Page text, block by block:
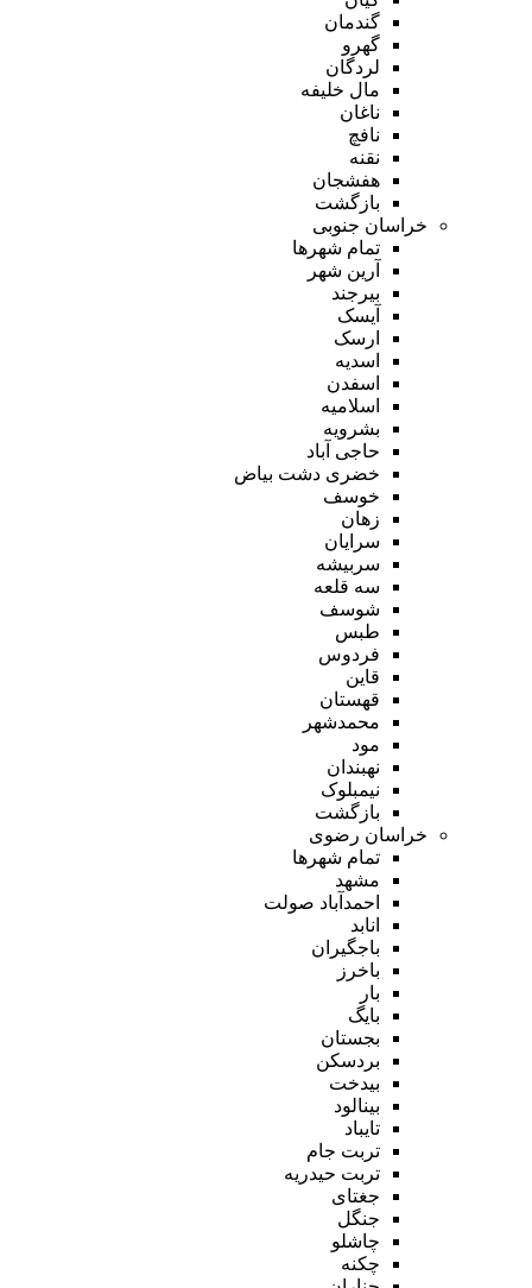
گندمان
گهرو
لردگان
مال خلیفه
ناغان
نافچ
نقنه
هفشجان
بازگشت
خراسان جنوبی
تمام شهر‌ها
آرین شهر
بیرجند
آیسک
ارسک
اسدیه
اسفدن
اسلامیه
بشرویه
حاجی آباد
خضری دشت بیاض
خوسف
زهان
سرایان
سربیشه
سه قلعه
شوسف
طبس
فردوس
قاین
قهستان
محمدشهر
مود
نهبندان
نیمبلوک
بازگشت
خراسان رضوی
تمام شهر‌ها
مشهد
احمدآباد صولت
انابد
باجگیران
باخرز
بار
بایگ
بجستان
بردسکن
بیدخت
بینالود
تایباد
تربت جام
تربت حیدریه
جغتای
جنگل
چاشلو
چکنه